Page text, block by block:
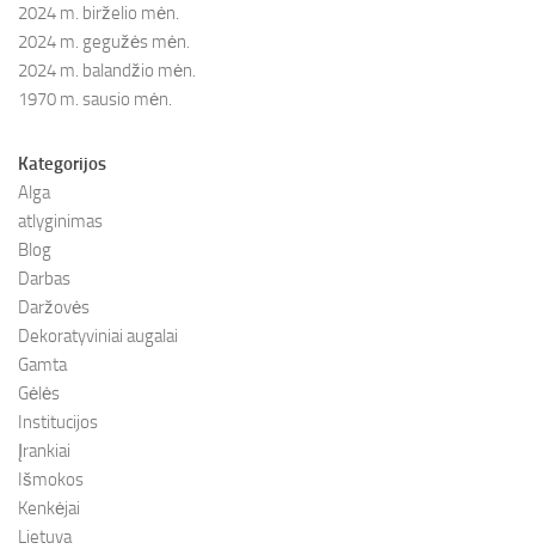
2024 m. birželio mėn.
2024 m. gegužės mėn.
2024 m. balandžio mėn.
1970 m. sausio mėn.
Kategorijos
Alga
atlyginimas
Blog
Darbas
Daržovės
Dekoratyviniai augalai
Gamta
Gėlės
Institucijos
Įrankiai
Išmokos
Kenkėjai
Lietuva